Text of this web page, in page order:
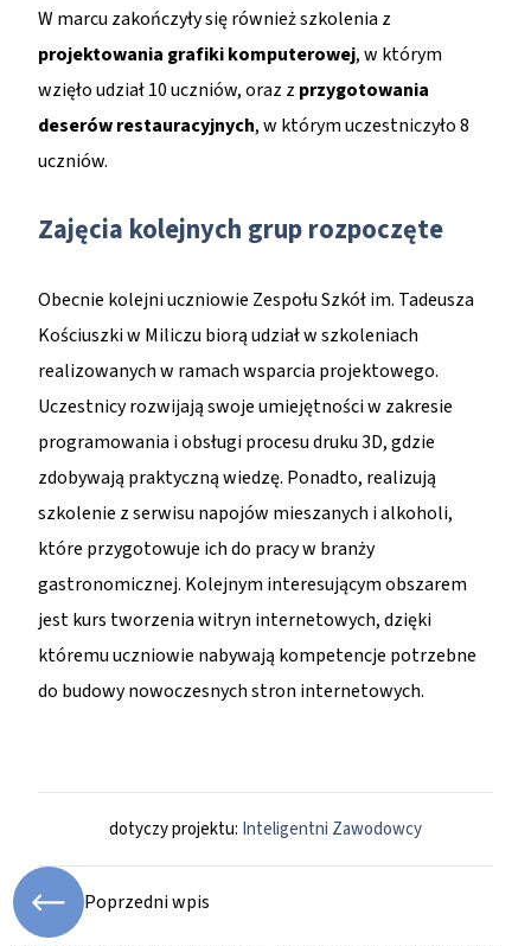
W marcu zakończyły się również szkolenia z
projektowania grafiki komputerowej, w którym
wzięło udział 10 uczniów, oraz z przygotowania
deserów restauracyjnych, w którym uczestniczyło 8
uczniów.
Zajęcia kolejnych grup rozpoczęte
Obecnie kolejni uczniowie Zespołu Szkół im. Tadeusza
Kościuszki w Miliczu biorą udział w szkoleniach
realizowanych w ramach wsparcia projektowego.
Uczestnicy rozwijają swoje umiejętności w zakresie
programowania i obsługi procesu druku 3D, gdzie
zdobywają praktyczną wiedzę. Ponadto, realizują
szkolenie z serwisu napojów mieszanych i alkoholi,
które przygotowuje ich do pracy w branży
gastronomicznej. Kolejnym interesującym obszarem
jest kurs tworzenia witryn internetowych, dzięki
któremu uczniowie nabywają kompetencje potrzebne
do budowy nowoczesnych stron internetowych.
dotyczy projektu: Inteligentni Zawodowcy
Poprzedni wpis